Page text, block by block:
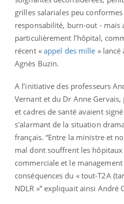
grilles salariales peu
responsabilité, burn-out - mais
particulièrement l’hôpital,
récent « appel des mille » lancé
Agnès Buzin.
A l’initiative des professeurs
Vernant et du Dr Anne
et cadres de santé avaient
s'alarmant de la situation
français. “Entre la ministre et
mal dont souffrent les
commerciale et le
conséquences du « tout-T2A
NDLR »” expliquait ainsi André